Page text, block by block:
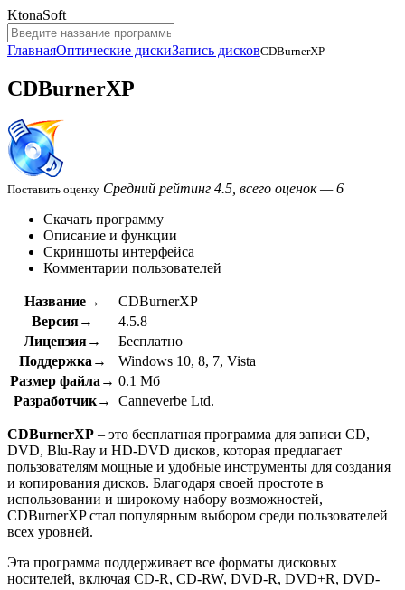
KtonaSoft
ГлавнаяОптические дискиЗапись дисковCDBurnerXP
CDBurnerXP
Поставить оценку Средний рейтинг 4.5, всего оценок — 6
Скачать программу
Описание и функции
Скриншоты интерфейса
Комментарии пользователей
Название→
CDBurnerXP
Версия→
4.5.8
Лицензия→
Бесплатно
Поддержка→
Windows 10, 8, 7, Vista
Размер файла→ 0.1 Мб
Разработчик→
Canneverbe Ltd.
CDBurnerXP – это бесплатная программа для записи CD,
DVD, Blu-Ray и HD-DVD дисков, которая предлагает
пользователям мощные и удобные инструменты для создания
и копирования дисков. Благодаря своей простоте в
использовании и широкому набору возможностей,
CDBurnerXP стал популярным выбором среди пользователей
всех уровней.
Эта программа поддерживает все форматы дисковых
носителей, включая CD-R, CD-RW, DVD-R, DVD+R, DVD-